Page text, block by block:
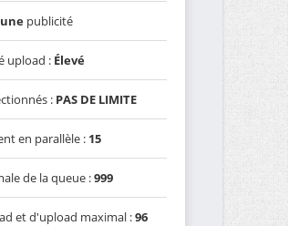
publicité
upload : Élevé
: PAS DE LIMITE
en parallèle : 15
de la queue :999
et d'upload maximal :96